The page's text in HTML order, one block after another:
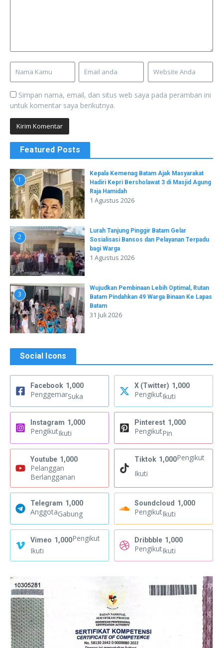
Simpan nama, email, dan situs web saya pada peramban ini
untuk komentar saya berikutnya.
Featured Posts
1
Kepala Kemenag Batam Ajak Masyarakat
Hadiri Kepri Bersholawat 3 di Masjid Agung
Raja Hamidah
1 Agustus 2026
2
Lurah Tanjung Pinggir Batam Gelar
Sosialisasi Bansos dan Pelayanan Terpadu
bagi Warga
1 Agustus 2026
3
Wujudkan Pembinaan Lebih Optimal, Rutan
Batam Pindahkan 49 Warga Binaan Ke Lapas
Batam
31 Juli 2026
Social Icons
Facebook 1,000
PenggemarSuka
X (Twitter) 1,000
PengikutIkuti
Instagram 1,000
PengikutIkuti
Pinterest 1,000
PengikutPin
Youtube 1,000
Pelanggan
Berlangganan
Tiktok 1,000Pengikut
Ikuti
Telegram 1,000
AnggotaGabung
Soundcloud 1,000
PengikutIkuti
Vimeo 1,000Pengikut
Ikuti
Dribbble 1,000
PengikutIkuti